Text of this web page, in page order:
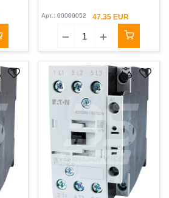
Арт.: 00000052 47.35 EUR